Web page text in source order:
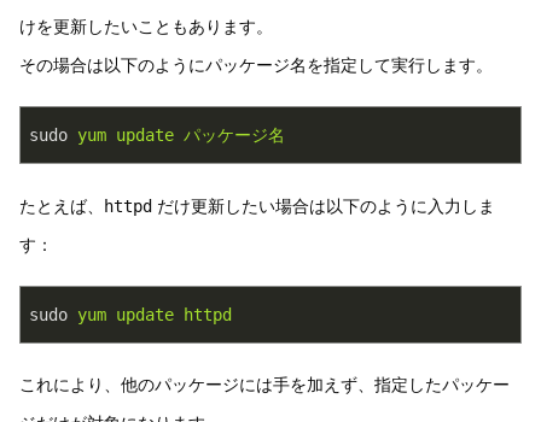
けを更新したいこともあります。
その場合は以下のようにパッケージ名を指定して実行します。
sudo yum update パッケージ名
たとえば、 httpd だけ更新したい場合は以下のように入力しま
す：
sudo yum update httpd
これにより、他のパッケージには手を加えず、指定したパッケー